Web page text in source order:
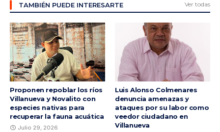
TAMBIÉN PUEDE INTERESARTE Ver todas
Proponen repoblar los ríos
Villanueva y Novalito con
especies nativas para
recuperar la fauna acuática
Julio 29, 2026
Luis Alonso Colmenares
denuncia amenazas y
ataques por su labor como
veedor ciudadano en
Villanueva